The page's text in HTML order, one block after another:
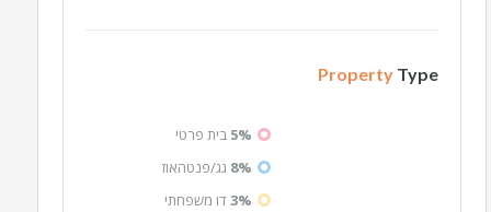
Property Type
5% בית פרטי
8% גג/פנטהאוז
3% דו משפחתי